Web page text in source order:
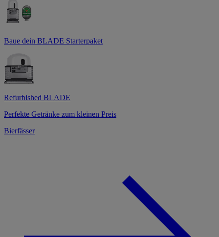
Baue dein BLADE Starterpaket
Refurbished BLADE
Perfekte Getränke zum kleinen Preis
Bierfässer